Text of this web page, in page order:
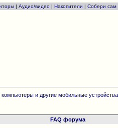
| Аудио/видео | Накопители | Собери сам
и другие мобильные устройства.
FAQ форума